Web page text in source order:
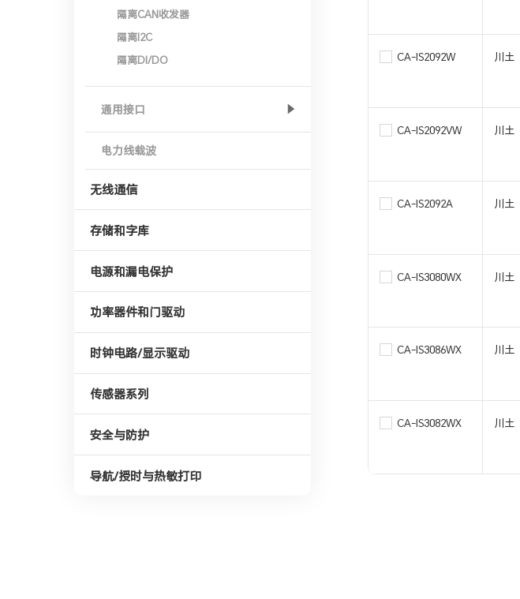
隔离CAN收发器
隔离I2C
隔离DI/DO
通用接口
电力线载波
无线通信
存储和字库
电源和漏电保护
功率器件和门驱动
时钟电路/显示驱动
传感器系列
安全与防护
导航/授时与热敏打印
CA-IS2092W 川土
CA-IS2092VW 川土
CA-IS2092A 川土
CA-IS3080WX 川土
CA-IS3086WX 川土
CA-IS3082WX 川土